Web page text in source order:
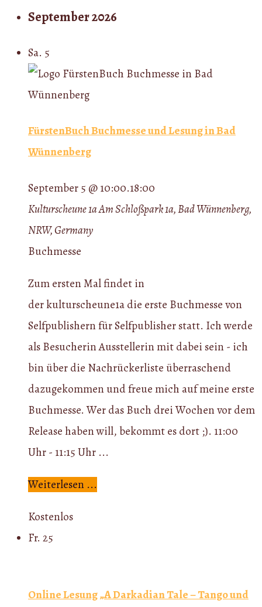
September 2026
Sa. 5
FürstenBuch Buchmesse und Lesung in Bad
Wünnenberg
September 5 @ 10:00.18:00
Kulturscheune 1aAm Schloßpark 1a, Bad Wünnenberg,
NRW, Germany
Buchmesse
Zum ersten Mal findet in
der kulturscheune1a die erste Buchmesse von
Selfpublishern für Selfpublisher statt. Ich werde
als Besucherin Ausstellerin mit dabei sein - ich
bin über die Nachrückerliste überraschend
dazugekommen und freue mich auf meine erste
Buchmesse. Wer das Buch drei Wochen vor dem
Release haben will, bekommt es dort ;). 11:00
Uhr - 11:15 Uhr ...
Weiterlesen ...
Kostenlos
Fr. 25
Online Lesung „A Darkadian Tale – Tango und